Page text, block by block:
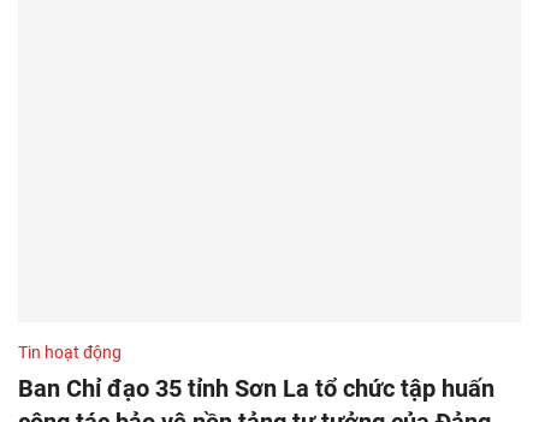
Tin hoạt động
Ban Chỉ đạo 35 tỉnh Sơn La tổ chức tập huấn